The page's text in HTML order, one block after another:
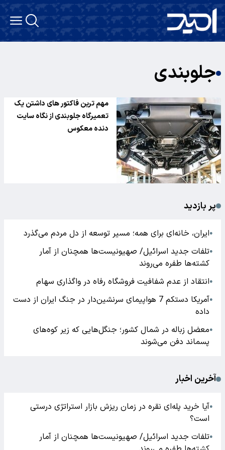
جلوبندی
مهم ترین فاکتور های داشتن یک
تعمیرگاه جلوبندی از نگاه سایت
دنده معکوس
پر بازدید
●ایران، خانه‌ای برای همه؛ مسیر توسعه از دل مردم می‌گذرد
●تلفات جدید اسرائیل/ صهیونیست‌ها همچنان از آمار
کشته‌ها طفره می‌روند
●انتقاد از عدم شفافیت فروشگاه رفاه در واگذاری سهام
●
آمریکا دستکم 7 هواپیمای سرنشین‌دار در جنگ ایران از دست
داده
●معضل زباله در شمال کشور؛ جنگل‌هایی که زیر کوه‌های
پسماند دفن می‌شوند
آخرین اخبار
●آیا خرید پله‌ای نقره در زمان ریزش بازار استراتژی درستی
است؟
●تلفات جدید اسرائیل/ صهیونیست‌ها همچنان از آمار